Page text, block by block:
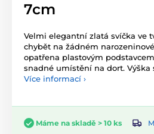
7cm
Velmi elegantní zlatá svíčka ve
chybět na žádném
opatřena plastovým
snadné umístění na dort. Výška
Více informací ›
Máme na skladě > 10 ks